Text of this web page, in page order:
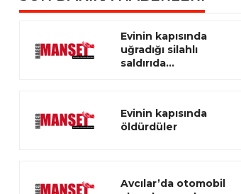
Evinin kapısında
uğradığı silahlı
saldırıda...
Evinin kapısında
öldürdüler
Avcılar’da otomobil